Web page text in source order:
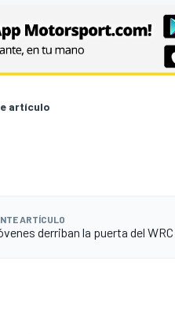
artículo
ARTÍCULO
derriban la puerta del WRC